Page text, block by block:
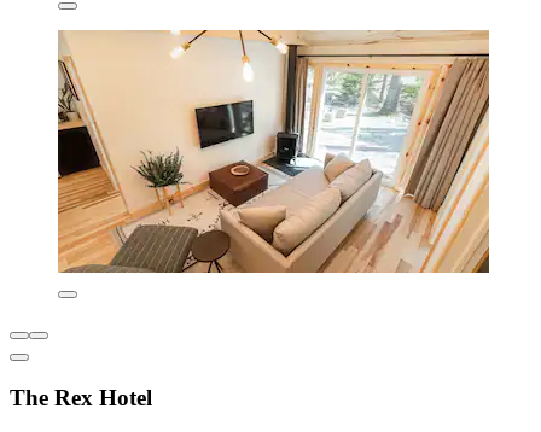
The Rex Hotel